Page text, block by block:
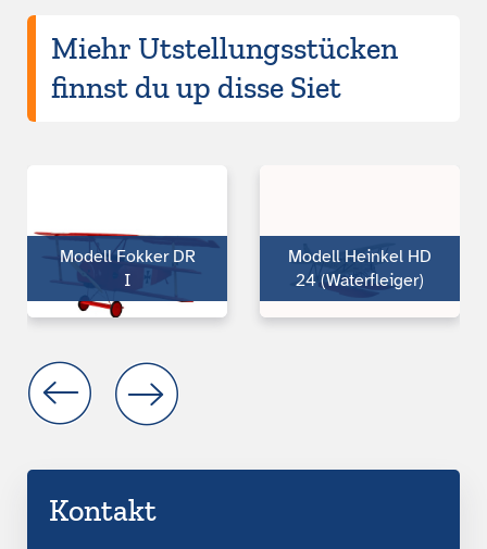
Miehr Utstellungsstücken
finnst du up disse Siet
Modell Fokker DR
I
Modell Heinkel HD
24 (Waterfleiger)
Kontakt